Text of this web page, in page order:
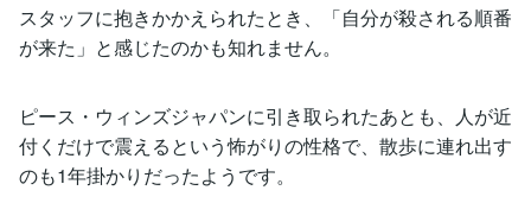
スタッフに抱きかかえられたとき、「自分が殺される順番
が来た」と感じたのかも知れません。
ピース・ウィンズジャパンに引き取られたあとも、人が近
付くだけで震えるという怖がりの性格で、散歩に連れ出す
のも1年掛かりだったようです。